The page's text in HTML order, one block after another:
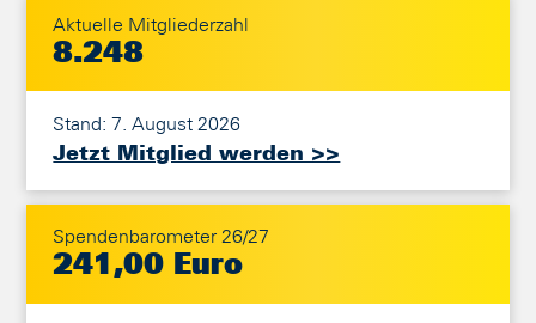
Aktuelle Mitgliederzahl
8.248
Stand: 7. August 2026
Jetzt Mitglied werden >>
Spendenbarometer 26/27
241,00 Euro